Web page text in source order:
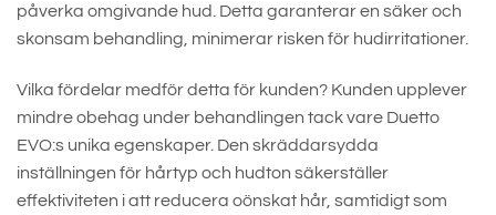
påverka omgivande hud. Detta garanterar en säker och
skonsam behandling, minimerar risken för hudirritationer.
Vilka fördelar medför detta för kunden? Kunden upplever
mindre obehag under behandlingen tack vare Duetto
EVO:s unika egenskaper. Den skräddarsydda
inställningen för hårtyp och hudton säkerställer
effektiviteten i att reducera oönskat hår, samtidigt som